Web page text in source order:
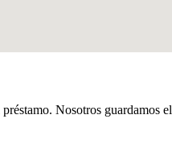
Nosotros guardamos